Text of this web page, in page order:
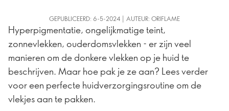
GEPUBLICEERD: 6-5-2024 | AUTEUR: ORIFLAME
Hyperpigmentatie, ongelijkmatige teint,
zonnevlekken, ouderdomsvlekken - er zijn veel
manieren om de donkere vlekken op je huid te
beschrijven. Maar hoe pak je ze aan? Lees verder
voor een perfecte huidverzorgingsroutine om de
vlekjes aan te pakken.